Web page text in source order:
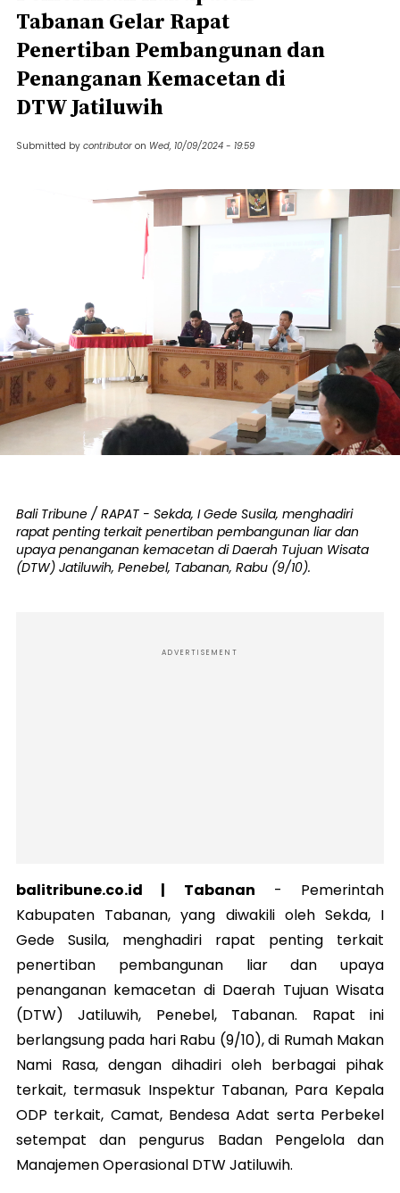
Tabanan Gelar Rapat
Penertiban Pembangunan dan
Penanganan Kemacetan di
DTW Jatiluwih
Submitted by contributor on Wed, 10/09/2024 - 19:59
Bali Tribune / RAPAT - Sekda, I Gede Susila, menghadiri
rapat penting terkait penertiban pembangunan liar dan
upaya penanganan kemacetan di Daerah Tujuan Wisata
(DTW) Jatiluwih, Penebel, Tabanan, Rabu (9/10).
ADVERTISEMENT
balitribune.co.id | Tabanan - Pemerintah
Kabupaten Tabanan, yang diwakili oleh Sekda, I
Gede Susila, menghadiri rapat penting terkait
penertiban pembangunan liar dan upaya
penanganan kemacetan di Daerah Tujuan Wisata
(DTW) Jatiluwih, Penebel, Tabanan. Rapat ini
berlangsung pada hari Rabu (9/10), di Rumah Makan
Nami Rasa, dengan dihadiri oleh berbagai pihak
terkait, termasuk Inspektur Tabanan, Para Kepala
ODP terkait, Camat, Bendesa Adat serta Perbekel
setempat dan pengurus Badan Pengelola dan
Manajemen Operasional DTW Jatiluwih.